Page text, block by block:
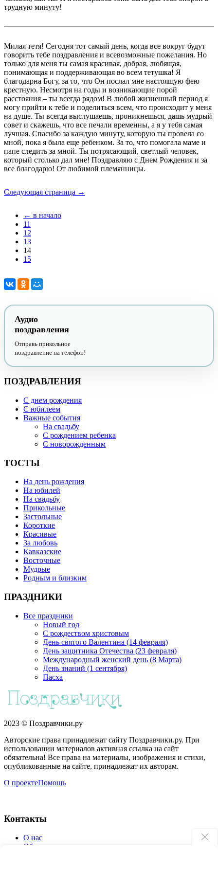
трудную минуту!
Милая тетя! Сегодня тот самый день, когда все вокруг будут
говорить тебе поздравления и всевозможные пожелания. Но
только для меня ты самая красивая, добрая, любящая,
понимающая и поддерживающая во всем тетушка! Я
благодарна Богу, за то, что Он послал мне настоящую фею
крестную. Несмотря на годы и возникающие порой
расстояния – ты всегда рядом! В любой жизненный период я
могу прийти к тебе и поделиться всем, что происходит у меня
на душе. Ты всегда выслушаешь, проникнешься, дашь мудрый
совет и скажешь, что все печали временны, а я у тебя самая
лучшая. Спасибо за каждую минуту, которую ты провела со
мной, пока я была еще ребенком. За то, что помогала маме и
папе следить за мной. Ты потрясающий, светлый человек,
который столько дал мне! Поздравляю с Днем Рождения и за
все благодарю! От любимой племянницы.
Следующая страница →
← в начало
11
12
13
14
15
Аудио
поздравления
Отправь прикольное
поздравление на телефон!
ПОЗДРАВЛЕНИЯ
С днем рождения
С юбилеем
Важные события
На свадьбу
С рождением ребенка
С новорожденным
ТОСТЫ
На день рождения
На юбилей
На свадьбу
Прикольные
Застольные
Короткие
Красивые
За любовь
Кавказские
Восточные
Мудрые
Родным и близким
ПРАЗДНИКИ
Все праздники
Новый год
С рождеством христовым
День святого Валентина (14 февраля)
День защитника Отечества (23 февраля)
Международный женский день (8 Марта)
День знаний (1 сентября)
Пасха
2023 © Поздравчики.ру
Авторские права принадлежат сайту Поздравчики.ру. При
использовании материалов активная ссылка на сайт
обязательна! Все права на материалы, изображения и стихи,
опубликованные на сайте, принадлежат их авторам.
О проектеПомощь
Контакты
О нас
Обратная связь